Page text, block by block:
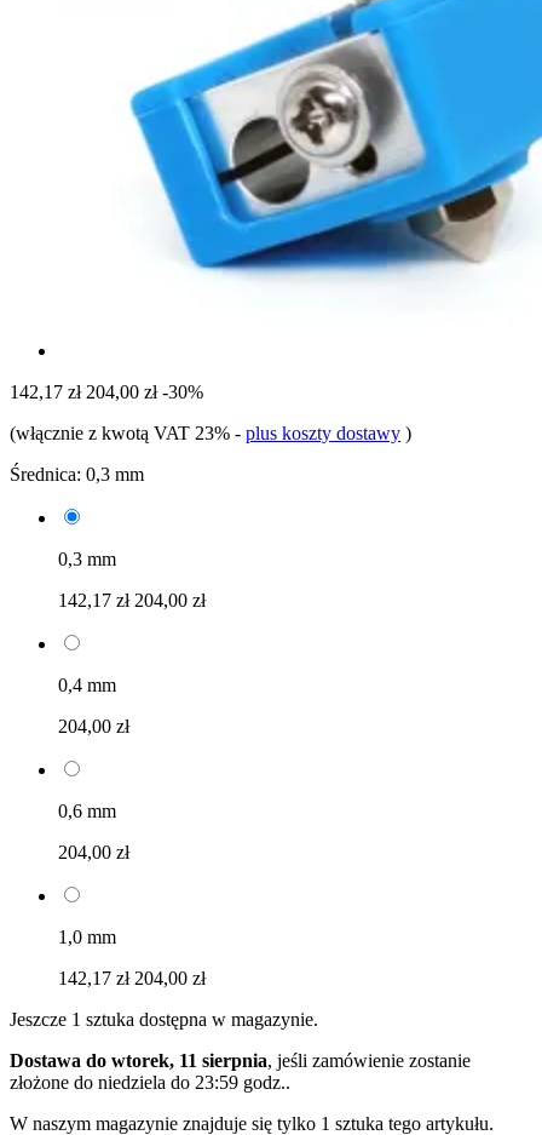
142,17 zł 204,00 zł -30%
(włącznie z kwotą VAT 23% - plus koszty dostawy )
Średnica: 0,3 mm
0,3 mm
142,17 zł 204,00 zł
0,4 mm
204,00 zł
0,6 mm
204,00 zł
1,0 mm
142,17 zł 204,00 zł
Jeszcze 1 sztuka dostępna w magazynie.
Dostawa do wtorek, 11 sierpnia, jeśli zamówienie zostanie
złożone do niedziela do 23:59 godz..
W naszym magazynie znajduje się tylko 1 sztuka tego artykułu.